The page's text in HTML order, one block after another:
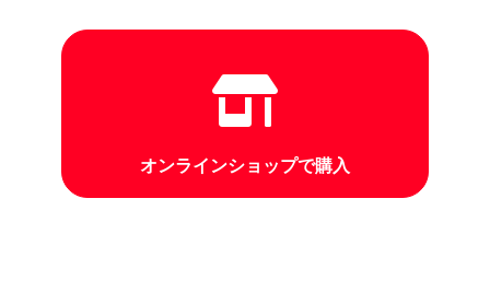
オンラインショップで購入